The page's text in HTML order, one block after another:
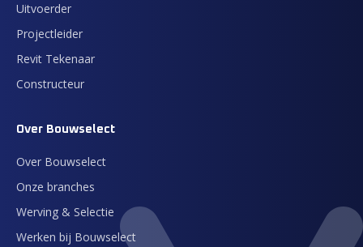
Uitvoerder
Projectleider
Revit Tekenaar
Constructeur
Over Bouwselect
Over Bouwselect
Onze branches
Werving & Selectie
Werken bij Bouwselect